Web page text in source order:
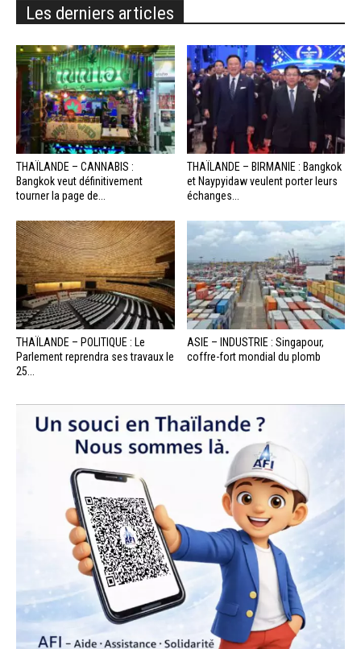
Les derniers articles
THAÏLANDE – CANNABIS :
Bangkok veut définitivement
tourner la page de...
THAÏLANDE – BIRMANIE : Bangkok
et Naypyidaw veulent porter leurs
échanges...
THAÏLANDE – POLITIQUE : Le
Parlement reprendra ses travaux le
25...
ASIE – INDUSTRIE : Singapour,
coffre-fort mondial du plomb